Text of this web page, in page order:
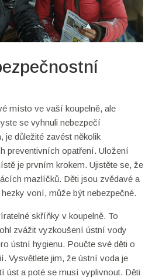
místo ve vaší koupelně, ale
se vyhnuli nebezpečí
je důležité zavést několik
preventivních opatření. Uložení
je prvním krokem. Ujistěte se, že
mazlíčků. Děti jsou zvědavé a
voní, může být nebezpečné.
skříňky v koupelně. To
zvážit vyzkoušení ústní vody
ústní hygienu. Poučte své děti o
Vysvětlete jim, že ústní voda je
úst a poté se musí vyplivnout. Děti